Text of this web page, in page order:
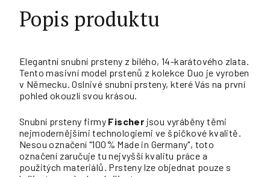
Popis produktu
Elegantní snubní prsteny z bílého, 14-karátového zlata.
Tento masivní model prstenů z kolekce Duo je vyroben
v Německu. Oslnivé snubní prsteny, které Vás na první
pohled okouzlí svou krásou.
Snubní prsteny firmy Fischer jsou vyráběny těmi
nejmodernějšími technologiemi ve špičkové kvalitě.
Nesou označení "100% Made in Germany", toto
označení zaručuje tu nejvyšší kvalitu práce a
použitých materiálů. Prsteny lze objednat pouze s